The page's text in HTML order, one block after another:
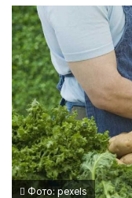
Фото: pexels